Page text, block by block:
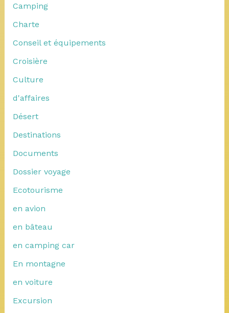
Camping
Charte
Conseil et équipements
Croisière
Culture
d'affaires
Désert
Destinations
Documents
Dossier voyage
Ecotourisme
en avion
en bâteau
en camping car
En montagne
en voiture
Excursion